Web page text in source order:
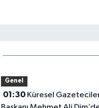
Genel
01:30Küresel Gazeteciler Konseyi